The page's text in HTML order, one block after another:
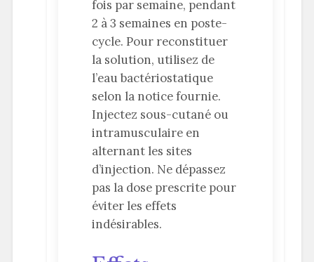
fois par semaine, pendant
2 à 3 semaines en poste-
cycle. Pour reconstituer
la solution, utilisez de
l’eau bactériostatique
selon la notice fournie.
Injectez sous-cutané ou
intramusculaire en
alternant les sites
d’injection. Ne dépassez
pas la dose prescrite pour
éviter les effets
indésirables.